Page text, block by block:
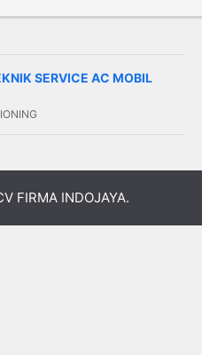
SERVICE AC MOBIL
FIRMA INDOJAYA.